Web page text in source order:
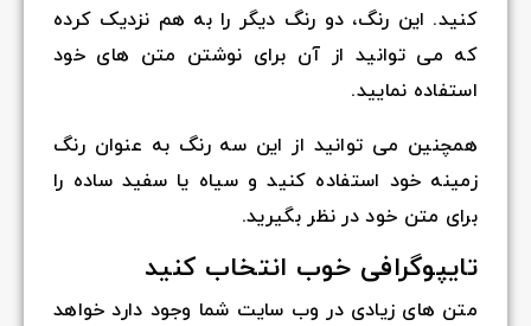
کنید. این رنگ، دو رنگ دیگر را به هم نزدیک کرده
که می توانید از آن برای نوشتن متن های خود
استفاده نمایید.
همچنین می توانید از این سه رنگ به عنوان رنگ
زمینه خود استفاده کنید و سیاه یا سفید ساده را
برای متن خود در نظر بگیرید.
تایپوگرافی خوب انتخاب کنید
متن های زیادی در وب سایت شما وجود دارد خواهد